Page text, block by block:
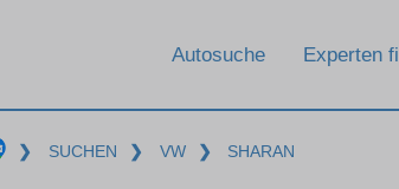
Autosuche Experten
❯ SUCHEN ❯ VW ❯ SHARAN